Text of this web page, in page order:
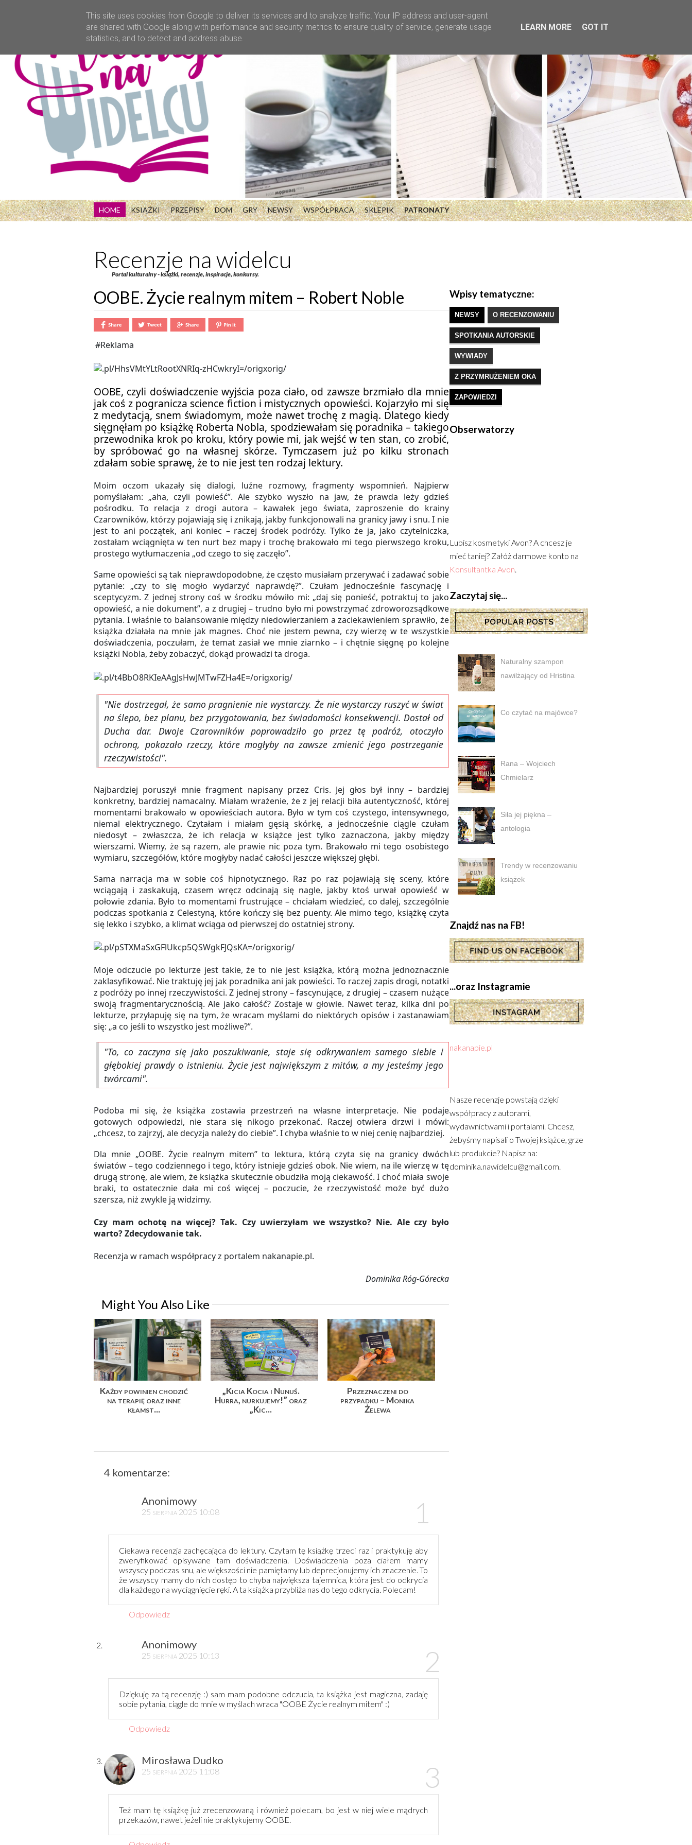
HOME KSIĄŻKI PRZEPISY DOM GRY NEWSY WSPÓŁPRACA SKLEPIK PATRONATY
Recenzje na widelcu
Portal kulturalny - książki, recenzje, inspiracje, konkursy.
OOBE. Życie realnym mitem – Robert Noble
#Reklama
OOBE, czyli doświadczenie wyjścia poza ciało, od zawsze brzmiało dla mnie
jak coś z pogranicza science fiction i mistycznych opowieści. Kojarzyło mi się
z medytacją, snem świadomym, może nawet trochę z magią. Dlatego kiedy
sięgnęłam po książkę Roberta Nobla, spodziewałam się poradnika – takiego
przewodnika krok po kroku, który powie mi, jak wejść w ten stan, co zrobić,
by spróbować go na własnej skórze. Tymczasem już po kilku stronach
zdałam sobie sprawę, że to nie jest ten rodzaj lektury.
Moim oczom ukazały się dialogi, luźne rozmowy, fragmenty wspomnień. Najpierw
pomyślałam: „aha, czyli powieść”. Ale szybko wyszło na jaw, że prawda leży gdzieś
pośrodku. To relacja z drogi autora – kawałek jego świata, zaproszenie do krainy
Czarowników, którzy pojawiają się i znikają, jakby funkcjonowali na granicy jawy i snu. I nie
jest to ani początek, ani koniec – raczej środek podróży. Tylko że ja, jako czytelniczka,
zostałam wciągnięta w ten nurt bez mapy i trochę brakowało mi tego pierwszego kroku,
prostego wytłumaczenia „od czego to się zaczęło”.
Same opowieści są tak nieprawdopodobne, że często musiałam przerywać i zadawać sobie
pytanie: „czy to się mogło wydarzyć naprawdę?”. Czułam jednocześnie fascynację i
sceptycyzm. Z jednej strony coś w środku mówiło mi: „daj się ponieść, potraktuj to jako
opowieść, a nie dokument”, a z drugiej – trudno było mi powstrzymać zdroworozsądkowe
pytania. I właśnie to balansowanie między niedowierzaniem a zaciekawieniem sprawiło, że
książka działała na mnie jak magnes. Choć nie jestem pewna, czy wierzę w te wszystkie
doświadczenia, poczułam, że temat zasiał we mnie ziarnko – i chętnie sięgnę po kolejne
książki Nobla, żeby zobaczyć, dokąd prowadzi ta droga.
"Nie dostrzegał, że samo pragnienie nie wystarczy. Że nie wystarczy ruszyć w świat
na ślepo, bez planu, bez przygotowania, bez świadomości konsekwencji. Dostał od
Ducha dar. Dwoje Czarowników poprowadziło go przez tę podróż, otoczyło
ochroną, pokazało rzeczy, które mogłyby na zawsze zmienić jego postrzeganie
rzeczywistości".
Najbardziej poruszył mnie fragment napisany przez Cris. Jej głos był inny – bardziej
konkretny, bardziej namacalny. Miałam wrażenie, że z jej relacji biła autentyczność, której
momentami brakowało w opowieściach autora. Było w tym coś czystego, intensywnego,
niemal elektrycznego. Czytałam i miałam gęsią skórkę, a jednocześnie ciągle czułam
niedosyt – zwłaszcza, że ich relacja w książce jest tylko zaznaczona, jakby między
wierszami. Wiemy, że są razem, ale prawie nic poza tym. Brakowało mi tego osobistego
wymiaru, szczegółów, które mogłyby nadać całości jeszcze większej głębi.
Sama narracja ma w sobie coś hipnotycznego. Raz po raz pojawiają się sceny, które
wciągają i zaskakują, czasem wręcz odcinają się nagle, jakby ktoś urwał opowieść w
połowie zdania. Było to momentami frustrujące – chciałam wiedzieć, co dalej, szczególnie
podczas spotkania z Celestyną, które kończy się bez puenty. Ale mimo tego, książkę czyta
się lekko i szybko, a klimat wciąga od pierwszej do ostatniej strony.
Moje odczucie po lekturze jest takie, że to nie jest książka, którą można jednoznacznie
zaklasyfikować. Nie traktuję jej jak poradnika ani jak powieści. To raczej zapis drogi, notatki
z podróży po innej rzeczywistości. Z jednej strony – fascynujące, z drugiej – czasem nużące
swoją fragmentarycznością. Ale jako całość? Zostaje w głowie. Nawet teraz, kilka dni po
lekturze, przyłapuję się na tym, że wracam myślami do niektórych opisów i zastanawiam
się: „a co jeśli to wszystko jest możliwe?”.
"To, co zaczyna się jako poszukiwanie, staje się odkrywaniem samego siebie i
głębokiej prawdy o istnieniu. Życie jest największym z mitów, a my jesteśmy jego
twórcami".
Podoba mi się, że książka zostawia przestrzeń na własne interpretacje. Nie podaje
gotowych odpowiedzi, nie stara się nikogo przekonać. Raczej otwiera drzwi i mówi:
„chcesz, to zajrzyj, ale decyzja należy do ciebie”. I chyba właśnie to w niej cenię najbardziej.
Dla mnie „OOBE. Życie realnym mitem” to lektura, którą czyta się na granicy dwóch
światów – tego codziennego i tego, który istnieje gdzieś obok. Nie wiem, na ile wierzę w tę
drugą stronę, ale wiem, że książka skutecznie obudziła moją ciekawość. I choć miała swoje
braki, to ostatecznie dała mi coś więcej – poczucie, że rzeczywistość może być dużo
szersza, niż zwykle ją widzimy.
Czy mam ochotę na więcej? Tak. Czy uwierzyłam we wszystko? Nie. Ale czy było
warto? Zdecydowanie tak.
Recenzja w ramach współpracy z portalem nakanapie.pl.
Dominika Róg-Górecka
Might You Also Like
Każdy powinien chodzić
na terapię oraz inne
kłamst...
„Kicia Kocia i Nunuś.
Hurra, nurkujemy!” oraz
„Kic...
Przeznaczeni do
przypadku – Monika
Żelewa
4 komentarze:
Anonimowy
25 sierpnia 2025 10:08
Ciekawa recenzja zachęcająca do lektury. Czytam tę książkę trzeci raz i praktykuję aby
zweryfikować opisywane tam doświadczenia. Doświadczenia poza ciałem mamy
wszyscy podczas snu, ale większości nie pamiętamy lub deprecjonujemy ich znaczenie. To
że wszyscy mamy do nich dostęp to chyba największa tajemnica, która jest do odkrycia
dla każdego na wyciągnięcie ręki. A ta książka przybliża nas do tego odkrycia. Polecam!
Odpowiedz
Anonimowy
25 sierpnia 2025 10:13
Dziękuję za tą recenzję :) sam mam podobne odczucia, ta książka jest magiczna, zadaję
sobie pytania, ciągle do mnie w myślach wraca "OOBE Życie realnym mitem" :)
Odpowiedz
Mirosława Dudko
25 sierpnia 2025 11:08
Też mam tę książkę już zrecenzowaną i również polecam, bo jest w niej wiele mądrych
przekazów, nawet jeżeli nie praktykujemy OOBE.
Wpisy tematyczne:
NEWSY O RECENZOWANIU
SPOTKANIA AUTORSKIE
WYWIADY
Z PRZYMRUŻENIEM OKA
ZAPOWIEDZI
Obserwatorzy
Lubisz kosmetyki Avon? A chcesz je
mieć taniej? Załóż darmowe konto na
Konsultantka Avon.
Zaczytaj się...
Naturalny szampon
nawilżający od Hristina
Co czytać na majówce?
Rana – Wojciech
Chmielarz
Siła jej piękna –
antologia
Trendy w recenzowaniu
książek
Znajdź nas na FB!
...oraz Instagramie
nakanapie.pl
Nasze recenzje powstają dzięki
współpracy z autorami,
wydawnictwami i portalami. Chcesz,
żebyśmy napisali o Twojej książce, grze
lub produkcie? Napisz na:
dominika.nawidelcu@gmail.com.
This site uses cookies from Google to deliver its services and to analyze traffic. Your IP address and user-agent
are shared with Google along with performance and security metrics to ensure quality of service, generate usage
statistics, and to detect and address abuse.
LEARN MORE GOT IT